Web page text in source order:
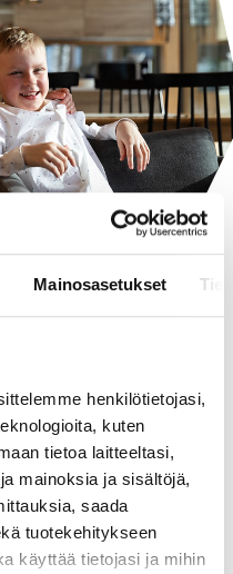
Mainosasetukset
henkilötietojasi,
kuten
tietoa laitteeltasi,
mainoksia ja sisältöjä,
saada
tuotekehitykseen
käyttää tietojasi ja mihin